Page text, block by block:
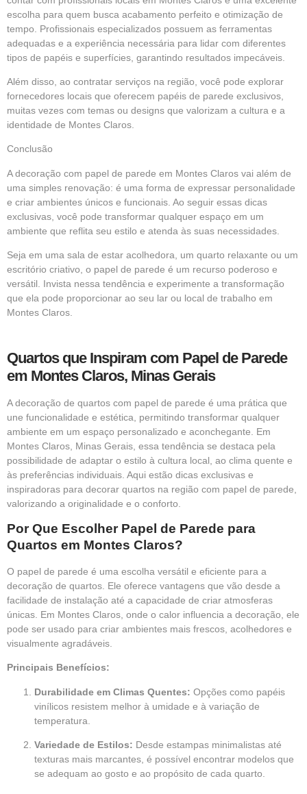
escolha para quem busca acabamento perfeito e otimização de
tempo. Profissionais especializados possuem as ferramentas
adequadas e a experiência necessária para lidar com diferentes
tipos de papéis e superfícies, garantindo resultados impecáveis.
Além disso, ao contratar serviços na região, você pode explorar
fornecedores locais que oferecem papéis de parede exclusivos,
muitas vezes com temas ou designs que valorizam a cultura e a
identidade de Montes Claros.
Conclusão
A decoração com papel de parede em Montes Claros vai além de
uma simples renovação: é uma forma de expressar personalidade
e criar ambientes únicos e funcionais. Ao seguir essas dicas
exclusivas, você pode transformar qualquer espaço em um
ambiente que reflita seu estilo e atenda às suas necessidades.
Seja em uma sala de estar acolhedora, um quarto relaxante ou um
escritório criativo, o papel de parede é um recurso poderoso e
versátil. Invista nessa tendência e experimente a transformação
que ela pode proporcionar ao seu lar ou local de trabalho em
Montes Claros.
Quartos que Inspiram com Papel de Parede
em Montes Claros, Minas Gerais
A decoração de quartos com papel de parede é uma prática que
une funcionalidade e estética, permitindo transformar qualquer
ambiente em um espaço personalizado e aconchegante. Em
Montes Claros, Minas Gerais, essa tendência se destaca pela
possibilidade de adaptar o estilo à cultura local, ao clima quente e
às preferências individuais. Aqui estão dicas exclusivas e
inspiradoras para decorar quartos na região com papel de parede,
valorizando a originalidade e o conforto.
Por Que Escolher Papel de Parede para
Quartos em Montes Claros?
O papel de parede é uma escolha versátil e eficiente para a
decoração de quartos. Ele oferece vantagens que vão desde a
facilidade de instalação até a capacidade de criar atmosferas
únicas. Em Montes Claros, onde o calor influencia a decoração, ele
pode ser usado para criar ambientes mais frescos, acolhedores e
visualmente agradáveis.
Principais Benefícios:
Durabilidade em Climas Quentes: Opções como papéis
vinílicos resistem melhor à umidade e à variação de
temperatura.
Variedade de Estilos: Desde estampas minimalistas até
texturas mais marcantes, é possível encontrar modelos que
se adequam ao gosto e ao propósito de cada quarto.